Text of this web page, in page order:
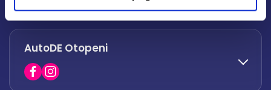
office.afumati@autode.ro
0730 063 852
0730 063 851
AutoDE Otopeni